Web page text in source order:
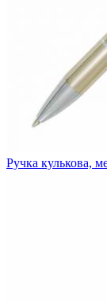
Ручка кулькова,